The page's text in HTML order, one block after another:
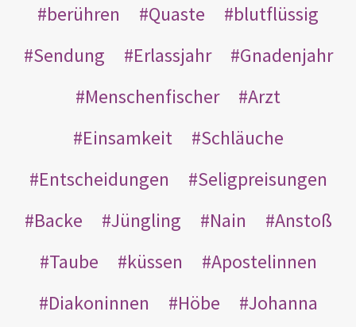
berühren
Quaste
blutflüssig
Sendung
Erlassjahr
Gnadenjahr
Menschenfischer
Arzt
Einsamkeit
Schläuche
Entscheidungen
Seligpreisungen
Backe
Jüngling Nain
Anstoß
Taube
küssen
Apostelinnen
Diakoninnen
Höbe
Johanna